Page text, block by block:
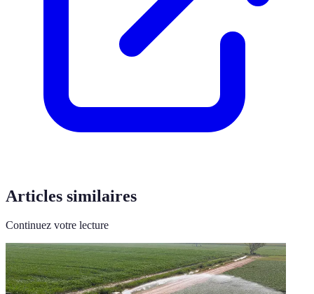
Articles similaires
Continuez votre lecture